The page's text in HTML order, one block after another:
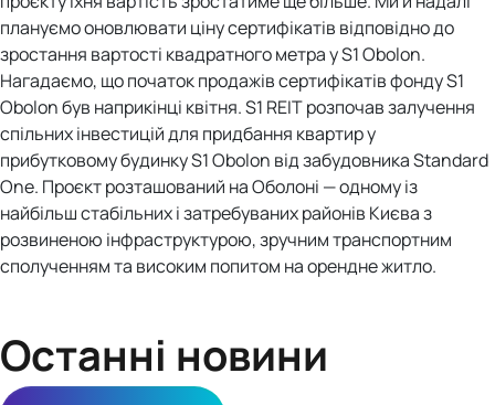
плануємо оновлювати ціну сертифікатів відповідно до
зростання вартості квадратного метра у S1 Obolon.
Нагадаємо, що початок продажів сертифікатів фонду S1
Obolon був наприкінці квітня. S1 REIT розпочав залучення
спільних інвестицій для придбання квартир у
прибутковому будинку S1 Obolon від забудовника Standard
One. Проєкт розташований на Оболоні — одному із
найбільш стабільних і затребуваних районів Києва з
розвиненою інфраструктурою, зручним транспортним
сполученням та високим попитом на орендне житло.
Останні новини